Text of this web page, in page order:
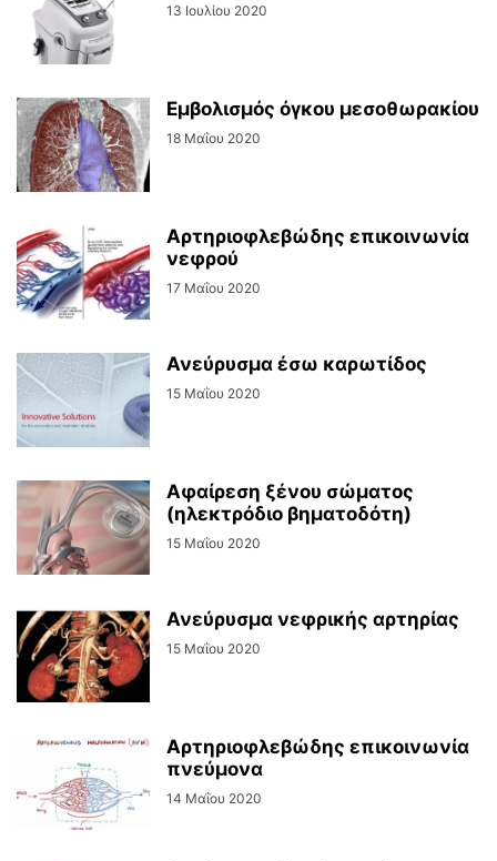
13 Ιουλίου 2020
Εμβολισμός όγκου μεσοθωρακίου
18 Μαΐου 2020
Αρτηριοφλεβώδης επικοινωνία
νεφρού
17 Μαΐου 2020
Ανεύρυσμα έσω καρωτίδος
15 Μαΐου 2020
Αφαίρεση ξένου σώματος
(ηλεκτρόδιο βηματοδότη)
15 Μαΐου 2020
Ανεύρυσμα νεφρικής αρτηρίας
15 Μαΐου 2020
Αρτηριοφλεβώδης επικοινωνία
πνεύμονα
14 Μαΐου 2020